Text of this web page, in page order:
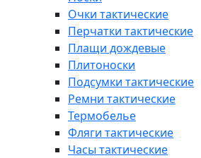
Очки тактические
Перчатки тактические
Плащи дождевые
Плитоноски
Подсумки тактические
Ремни тактические
Термобелье
Фляги тактические
Часы тактические